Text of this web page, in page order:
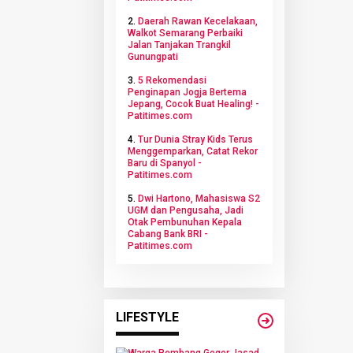
2. Daerah Rawan Kecelakaan,
Walkot Semarang Perbaiki
Jalan Tanjakan Trangkil
Gunungpati
3. 5 Rekomendasi
Penginapan Jogja Bertema
Jepang, Cocok Buat Healing! -
Patitimes.com
4. Tur Dunia Stray Kids Terus
Menggemparkan, Catat Rekor
Baru di Spanyol -
Patitimes.com
5. Dwi Hartono, Mahasiswa S2
UGM dan Pengusaha, Jadi
Otak Pembunuhan Kepala
Cabang Bank BRI -
Patitimes.com
LIFESTYLE